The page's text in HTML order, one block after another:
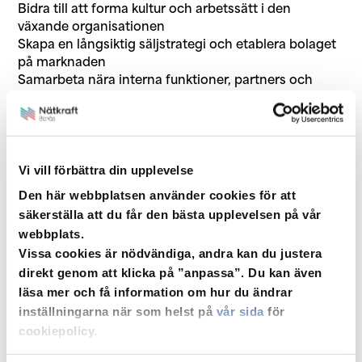
Vi vill förbättra din upplevelse
Den här webbplatsen använder cookies för att
säkerställa att du får den bästa upplevelsen på vår
webbplats.
Vissa cookies är nödvändiga, andra kan du justera
direkt genom att klicka på ”anpassa”. Du kan även
läsa mer och få information om hur du ändrar
inställningarna när som helst på vår sida för
cookiepolicy.
Bidra till att forma kultur och arbetssätt i den
växande organisationen
Skapa en långsiktig säljstrategi och etablera bolaget
på marknaden
Samarbeta nära interna funktioner, partners och
branschkunskap och möjligheten att få vara med och
försäljningschef.
Var med och forma vår elhandel
Vi söker dig som vill vara med och forma framtidens
elhandel. Branschen är i snabb förändring och det
händer mycket just nu – därför är det viktigt att du är
nyfiken, modig och vill vara med och driva